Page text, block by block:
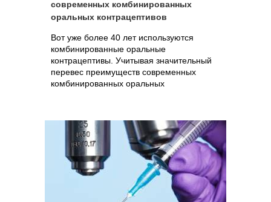
современных комбинированных
оральных контрацептивов
Вот уже более 40 лет используются
комбинированные оральные
контрацептивы. Учитывая значительный
перевес преимуществ современных
комбинированных оральных